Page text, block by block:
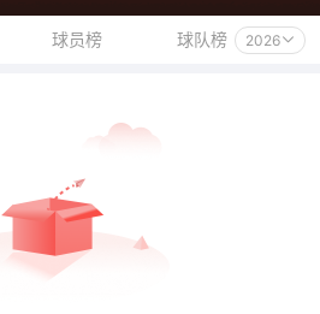
球员榜 球队榜 2026